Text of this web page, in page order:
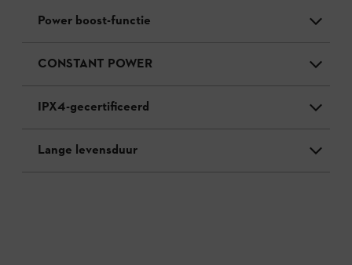
Power boost-functie
CONSTANT POWER
IPX4-gecertificeerd
Lange levensduur